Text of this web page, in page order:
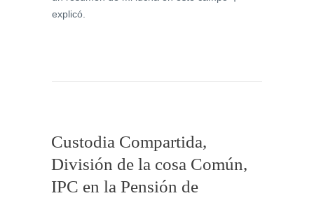
explicó.
Custodia Compartida,
División de la cosa Común,
IPC en la Pensión de